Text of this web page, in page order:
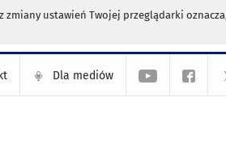
zmiany ustawień Twojej przeglądarki
Dla mediów